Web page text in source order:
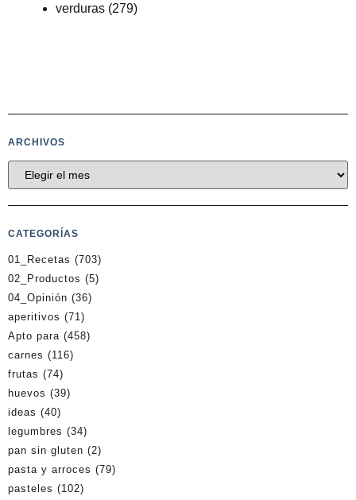
verduras (279)
ARCHIVOS
CATEGORÍAS
01_Recetas (703)
02_Productos (5)
04_Opinión (36)
aperitivos (71)
Apto para (458)
carnes (116)
frutas (74)
huevos (39)
ideas (40)
legumbres (34)
pan sin gluten (2)
pasta y arroces (79)
pasteles (102)